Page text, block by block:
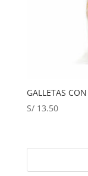
GALLETAS
S/13.50